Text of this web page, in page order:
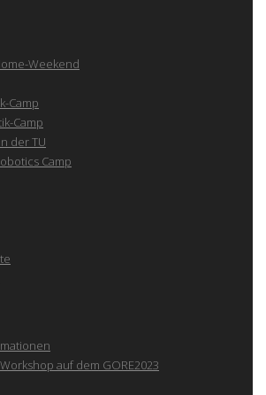
Weekend
Camp
Camp
der TU
Camp
auf dem GORE2023